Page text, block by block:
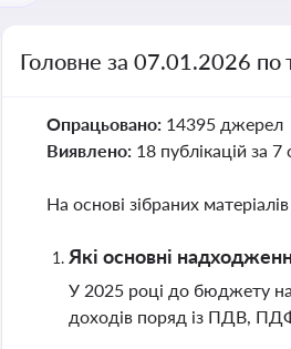
Головне за 07.01.2026 по
Опрацьовано: 14395 джерел
Виявлено: 18 публікацій за 7
На основі зібраних
Які основні
У 2025 році до бюджету
доходів поряд із ПДВ,